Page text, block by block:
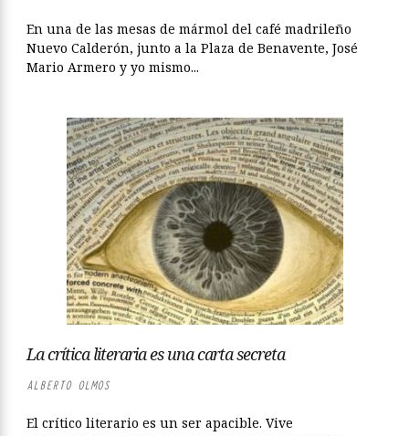
En una de las mesas de mármol del café madrileño
Nuevo Calderón, junto a la Plaza de Benavente, José
Mario Armero y yo mismo...
La crítica literaria es una carta secreta
ALBERTO OLMOS
El crítico literario es un ser apacible. Vive